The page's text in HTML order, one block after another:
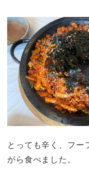
とっても辛く、フー
がら食べました。